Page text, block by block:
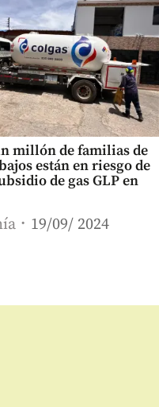
millón de familias de
están en riesgo de
de gas GLP en
19/09/ 2024